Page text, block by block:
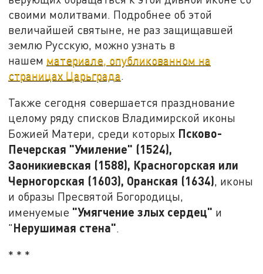
своими молитвами. Подробнее об этой
величайшей святыне, не раз защищавшей
землю Русскую, можно узнать в
нашем материале, опубликованном на
страницах Царьграда.
Также сегодня совершается празднование
целому ряду списков Владимирской иконы
Божией Матери, среди которых Псково-
Печерская "Умиление" (1524),
Заоникиевская (1588), Красногорская или
Черногорская (1603), Оранская (1634), иконы
и образы Пресвятой Богородицы,
именуемые "Умягчение злых сердец" и
"Нерушимая стена".
* * *